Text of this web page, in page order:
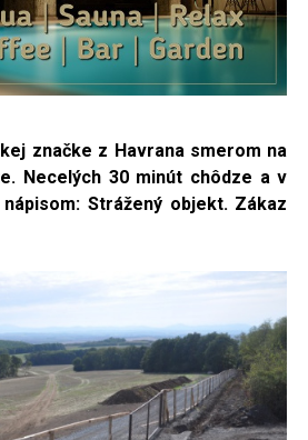
značke z Havrana smerom na
Necelých 30 minút chôdze a v
Strážený objekt. Zákaz